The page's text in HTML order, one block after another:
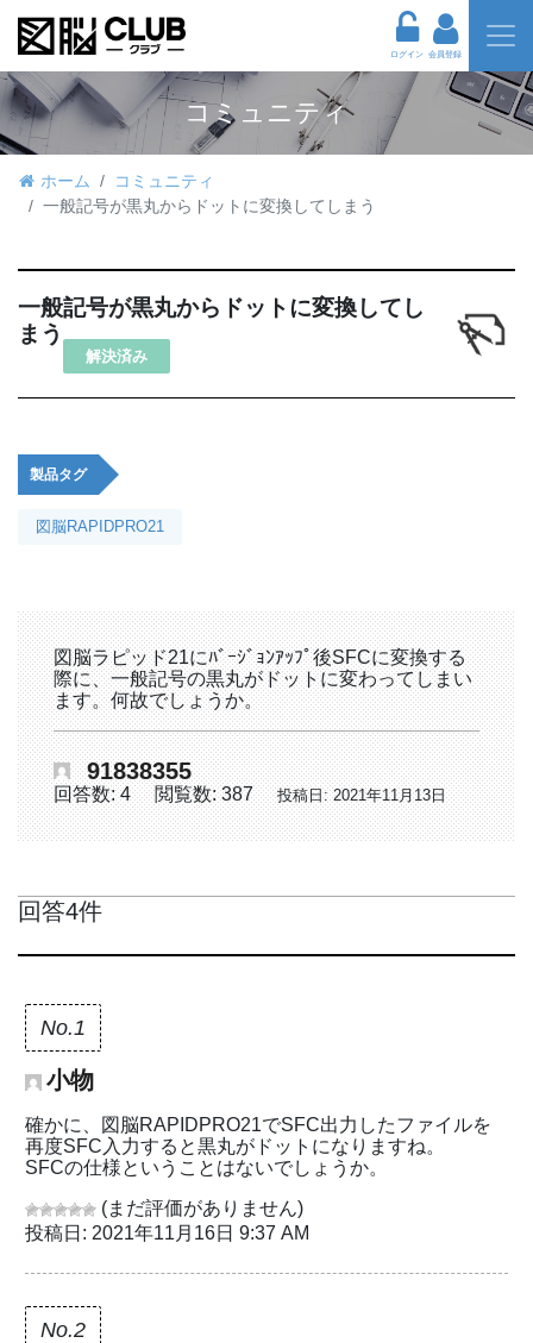
ログイン 会員登録
コミュニティ
ホーム
コミュニティ
一般記号が黒丸からドットに変換してしまう
一般記号が黒丸からドットに変換してし
まう
解決済み
製品タグ
図脳RAPIDPRO21
図脳ラピッド21にﾊﾞｰｼﾞｮﾝｱｯﾌﾟ後SFCに変換する
際に、一般記号の黒丸がドットに変わってしまい
ます。何故でしょうか。
91838355
回答数: 4 閲覧数: 387 投稿日: 2021年11月13日
回答4件
No.1
小物
確かに、図脳RAPIDPRO21でSFC出力したファイルを
再度SFC入力すると黒丸がドットになりますね。
SFCの仕様ということはないでしょうか。
(まだ評価がありません)
投稿日: 2021年11月16日 9:37 AM
No.2